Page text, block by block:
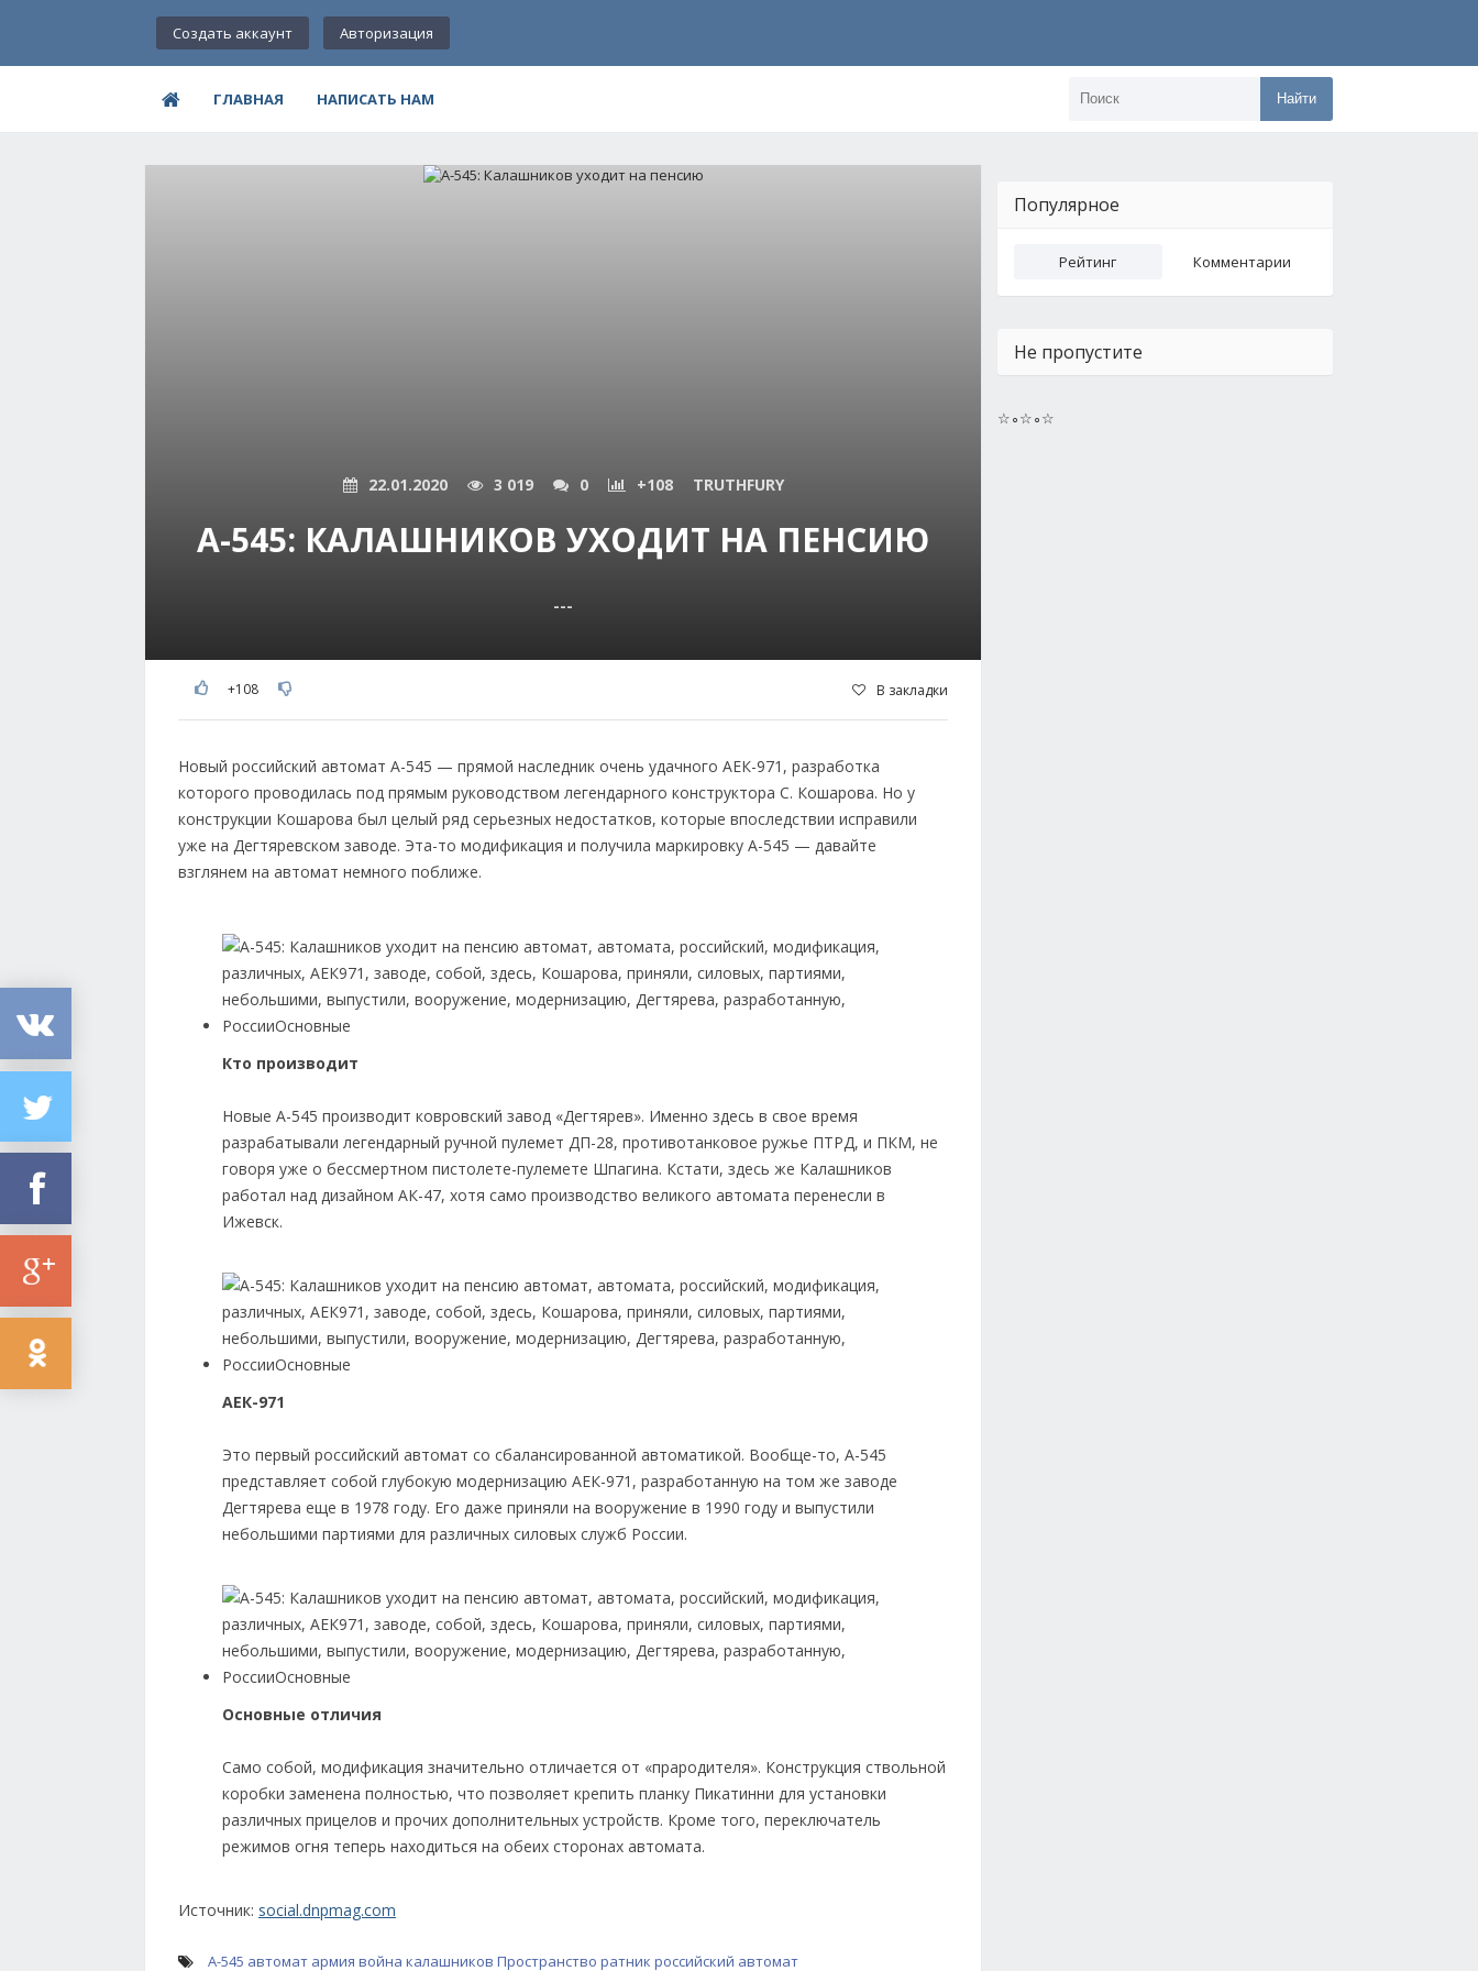
Создать аккаунт Авторизация
ГЛАВНАЯ НАПИСАТЬ НАМ Найти
22.01.2020 3 019 0 +108 TRUTHFURY
А-545: КАЛАШНИКОВ УХОДИТ НА ПЕНСИЮ
---
+108 В закладки
Новый российский автомат А-545 — прямой наследник очень удачного АЕК-971, разработка
которого проводилась под прямым руководством легендарного конструктора С. Кошарова. Но у
конструкции Кошарова был целый ряд серьезных недостатков, которые впоследствии исправили
уже на Дегтяревском заводе. Эта-то модификация и получила маркировку А-545 — давайте
взглянем на автомат немного поближе.
Кто производит
Новые А-545 производит ковровский завод «Дегтярев». Именно здесь в свое время
разрабатывали легендарный ручной пулемет ДП-28, противотанковое ружье ПТРД, и ПКМ, не
говоря уже о бессмертном пистолете-пулемете Шпагина. Кстати, здесь же Калашников
работал над дизайном АК-47, хотя само производство великого автомата перенесли в
Ижевск.
АЕК-971
Это первый российский автомат со сбалансированной автоматикой. Вообще-то, А-545
представляет собой глубокую модернизацию АЕК-971, разработанную на том же заводе
Дегтярева еще в 1978 году. Его даже приняли на вооружение в 1990 году и выпустили
небольшими партиями для различных силовых служб России.
Основные отличия
Само собой, модификация значительно отличается от «прародителя». Конструкция ствольной
коробки заменена полностью, что позволяет крепить планку Пикатинни для установки
различных прицелов и прочих дополнительных устройств. Кроме того, переключатель
режимов огня теперь находиться на обеих сторонах автомата.
Источник: social.dnpmag.com
А-545 автомат армия война калашников Пространство ратник российский автомат
Популярное
Рейтинг Комментарии
Не пропустите
☆∘☆∘☆